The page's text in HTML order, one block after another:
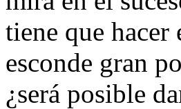
tiene que hacer
esconde gran
¿será posible